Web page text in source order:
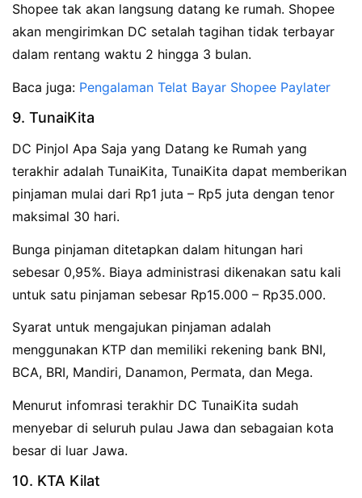
Shopee tak akan langsung datang ke rumah. Shopee
akan mengirimkan DC setalah tagihan tidak terbayar
dalam rentang waktu 2 hingga 3 bulan.
Baca juga: Pengalaman Telat Bayar Shopee Paylater
9. TunaiKita
DC Pinjol Apa Saja yang Datang ke Rumah yang
terakhir adalah TunaiKita, TunaiKita dapat memberikan
pinjaman mulai dari Rp1 juta – Rp5 juta dengan tenor
maksimal 30 hari.
Bunga pinjaman ditetapkan dalam hitungan hari
sebesar 0,95%. Biaya administrasi dikenakan satu kali
untuk satu pinjaman sebesar Rp15.000 – Rp35.000.
Syarat untuk mengajukan pinjaman adalah
menggunakan KTP dan memiliki rekening bank BNI,
BCA, BRI, Mandiri, Danamon, Permata, dan Mega.
Menurut infomrasi terakhir DC TunaiKita sudah
menyebar di seluruh pulau Jawa dan sebagaian kota
besar di luar Jawa.
10. KTA Kilat